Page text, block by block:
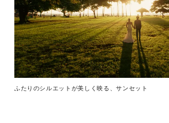
ふたりのシルエットが美しく映る、サンセット